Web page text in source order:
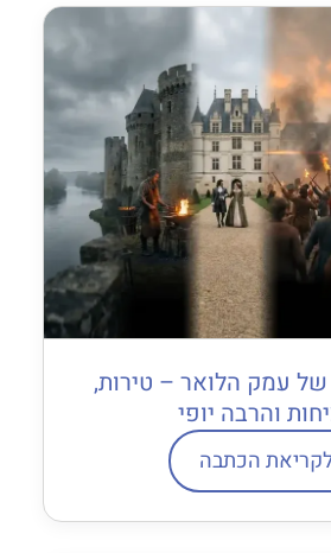
של עמק הלואר – טירות,
והרבה יופי
הכתבה